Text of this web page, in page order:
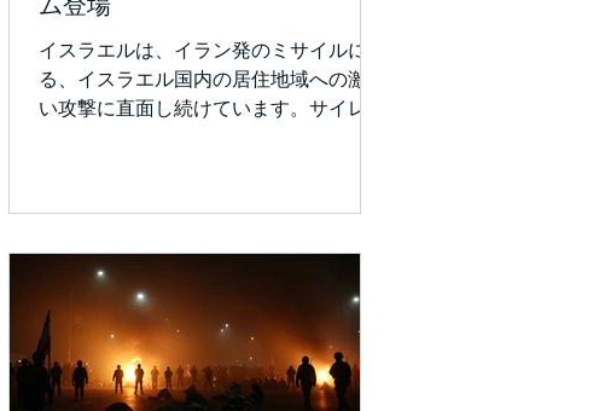
にもなりました。揺さぶりが強まると
き、人々の心には何が起こるのでしょう
か。 最近のある証しは、これらの見出
しの背後にある人間の現実を映し出して
屋は砕けたガラス
イスラエルは、イラン発のミサイルによ
る、イスラエル国内の居住地域への激し
い攻撃に直面し続けています。サイレン
です。 戦争の2日目の3月1日、エルサレ
ムから遠くない ベイト・シェメシュ 市
で最大級のミサイル攻撃がありました。
この攻撃で 9人が死亡し、70人以上が
負傷 し、家族が壊滅的な被害を受け、
周辺の地域が揺れました。 攻撃直後、